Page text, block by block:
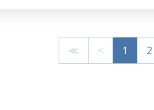
≪ < 1 2